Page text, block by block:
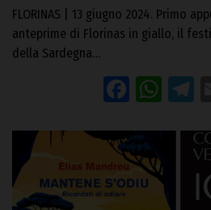
FLORINAS | 13 giugno 2024. Primo
anteprime di Florinas in giallo, il
della Sardegna…